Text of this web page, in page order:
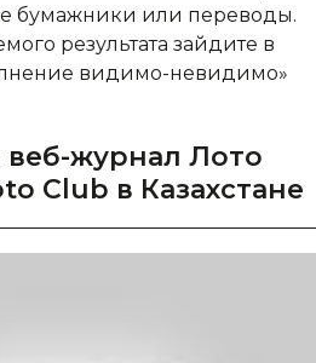
бумажники или переводы.
результата зайдите в
видимо-невидимо»
журнал Лото
Club в Казахстане